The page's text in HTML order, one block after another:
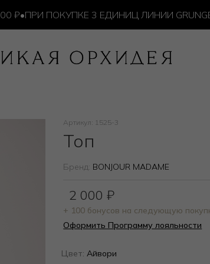
•ПРИ ПОКУПКЕ 3 ЕДИНИЦ ЛИНИИ GRUNGE
Артикул: 1525-3
Топ
Бренд: BONJOUR MADAME
2 000₽
+ 100 бонусов на следующую
Оформить Программу лояльности
Цвет:Айвори